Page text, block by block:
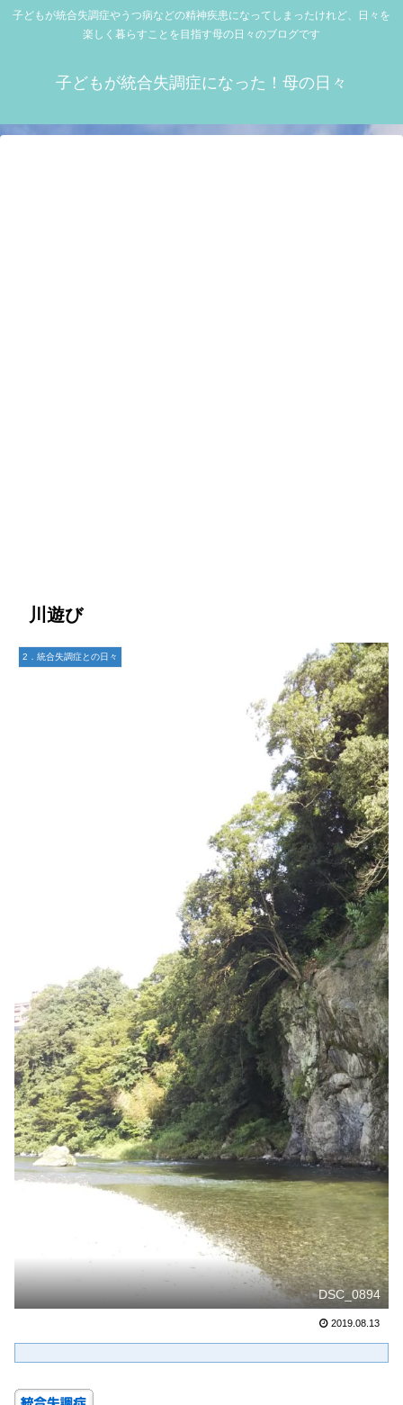
子どもが統合失調症やうつ病などの精神疾患になってしまったけれど、日々を
楽しく暮らすことを目指す母の日々のブログです
子どもが統合失調症になった！母の日々
川遊び
2．統合失調症との日々
DSC_0894
2019.08.13